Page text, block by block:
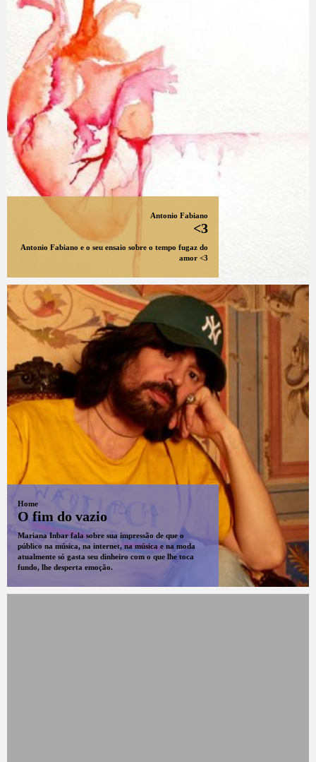
Antonio Fabiano
<3
Antonio Fabiano e o seu ensaio sobre o tempo fugaz do
amor <3
Home
O fim do vazio
Mariana Inbar fala sobre sua impressão de que o
público na música, na internet, na música e na moda
atualmente só gasta seu dinheiro com o que lhe toca
fundo, lhe desperta emoção.